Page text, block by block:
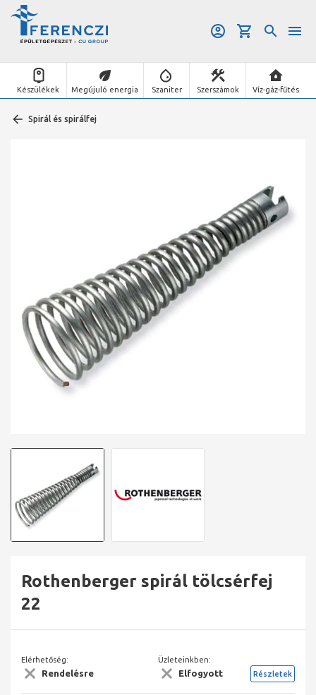
Készülékek Megújuló energia Szaniter Szerszámok Víz-gáz-fűtés
Spirál és spirálfej
Rothenberger spirál tölcsérfej
22
Elérhetőség:
Rendelésre
Üzleteinkben:
Elfogyott Részletek